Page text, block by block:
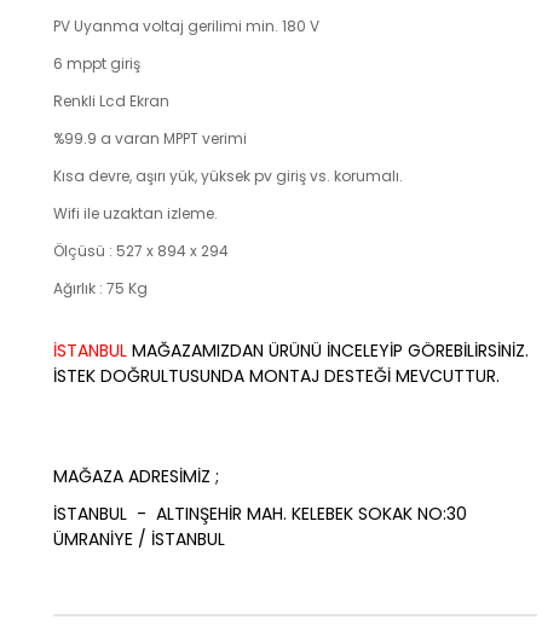
PV Uyanma voltaj gerilimi min. 180 V
6 mppt giriş
Renkli Lcd Ekran
%99.9 a varan MPPT verimi
Kısa devre, aşırı yük, yüksek pv giriş vs. korumalı.
Wifi ile uzaktan izleme.
Ölçüsü : 527 x 894 x 294
Ağırlık : 75 Kg
İSTANBULMAĞAZAMIZDAN ÜRÜNÜ İNCELEYİP GÖREBİLİRSİNİZ.
İSTEK DOĞRULTUSUNDA MONTAJ DESTEĞİ MEVCUTTUR.
MAĞAZA ADRESİMİZ ;
İSTANBUL - ALTINŞEHİR MAH. KELEBEK SOKAK NO:30
ÜMRANİYE / İSTANBUL